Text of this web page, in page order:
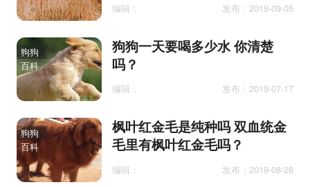
编辑： 发布：2019-09-05
狗狗
百科
狗狗一天要喝多少水 你清楚
吗？
编辑： 发布：2019-07-17
狗狗
百科
枫叶红金毛是纯种吗 双血统金
毛里有枫叶红金毛吗？
编辑： 发布：2019-08-28